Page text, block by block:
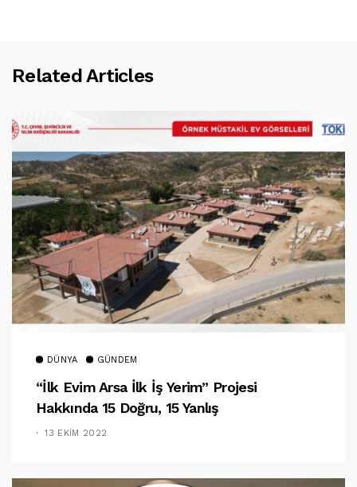
Related Articles
DÜNYA GÜNDEM
“İlk Evim Arsa İlk İş Yerim” Projesi
Hakkında 15 Doğru, 15 Yanlış
13 EKIM 2022